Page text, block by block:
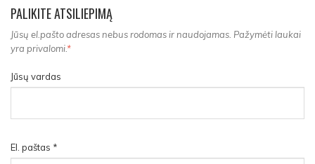
PALIKITE ATSILIEPIMĄ
Jūsų el.pašto adresas nebus rodomas ir naudojamas. Pažymėti laukai
yra privalomi.*
Jūsų vardas
El. paštas *